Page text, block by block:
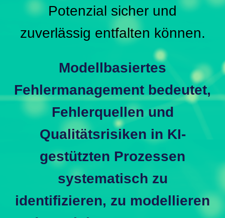
Potenzial sicher und
zuverlässig entfalten können.
Modellbasiertes
Fehlermanagement bedeutet,
Fehlerquellen und
Qualitätsrisiken in KI-
gestützten Prozessen
systematisch zu
identifizieren, zu modellieren